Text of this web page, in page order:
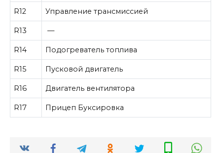
R12 Управление трансмиссией
R13 —
R14 Подогреватель топлива
R15 Пусковой двигатель
R16 Двигатель вентилятора
R17 Прицеп Буксировка